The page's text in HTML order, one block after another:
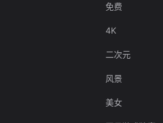
免费
4K
二次元
风景
美女